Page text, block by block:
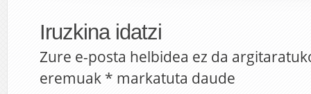
Iruzkina idatzi
Zure e-posta helbidea ez da
eremuak * markatuta daude